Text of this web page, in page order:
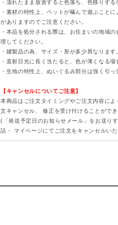
・濡れたまま放置すると色落ち、色移りする
・素材の特性上、ペットが噛んで遊ぶこと
がありますのでご注意ください。
・本品を処分される際は、お住まいの地域
理してください。
・縫製品の為、サイズ・形が多少異なります
・直射日光に長く当たると、色が薄くなる場
・生地の特性上、ぬいぐるみ部分は強く引っ
【キャンセルについてご注意】
本商品はご注文タイミングやご注文内容に
文キャンセル、 修正を受け付けることがで
(「発送予定日のお知らせメール」をお送り
話・ マイページにてご注文をキャンセルいた